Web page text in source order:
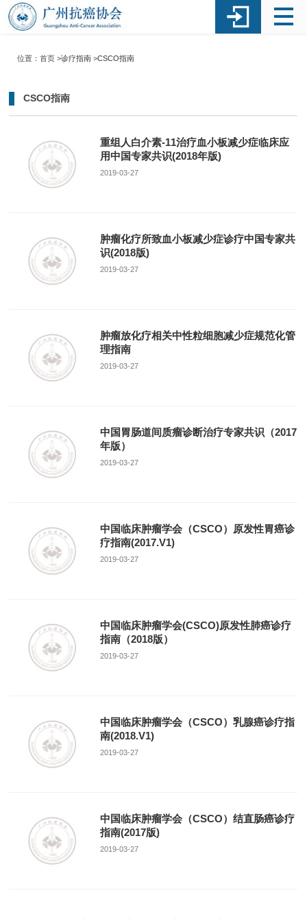
位置：首页 >诊疗指南>CSCO指南
CSCO指南
重组人白介素-11治疗血小板减少症临床应
用中国专家共识(2018年版)
2019-03-27
肿瘤化疗所致血小板减少症诊疗中国专家共
识(2018版)
2019-03-27
肿瘤放化疗相关中性粒细胞减少症规范化管
理指南
2019-03-27
中国胃肠道间质瘤诊断治疗专家共识（2017
年版）
2019-03-27
中国临床肿瘤学会（CSCO）原发性胃癌诊
疗指南(2017.V1)
2019-03-27
中国临床肿瘤学会(CSCO)原发性肺癌诊疗
指南（2018版）
2019-03-27
中国临床肿瘤学会（CSCO）乳腺癌诊疗指
南(2018.V1)
2019-03-27
中国临床肿瘤学会（CSCO）结直肠癌诊疗
指南(2017版)
2019-03-27